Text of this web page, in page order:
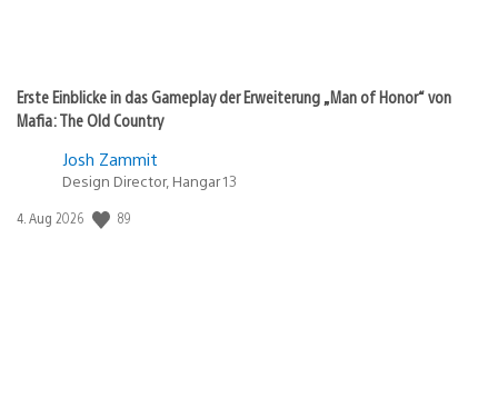
Erste Einblicke in das Gameplay der Erweiterung „Man of Honor“ von
Mafia: The Old Country
Josh Zammit
Design Director, Hangar 13
Veröffentlichungsdatum:
4. Aug 2026 89